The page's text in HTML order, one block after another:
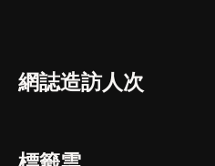
網誌造訪人次